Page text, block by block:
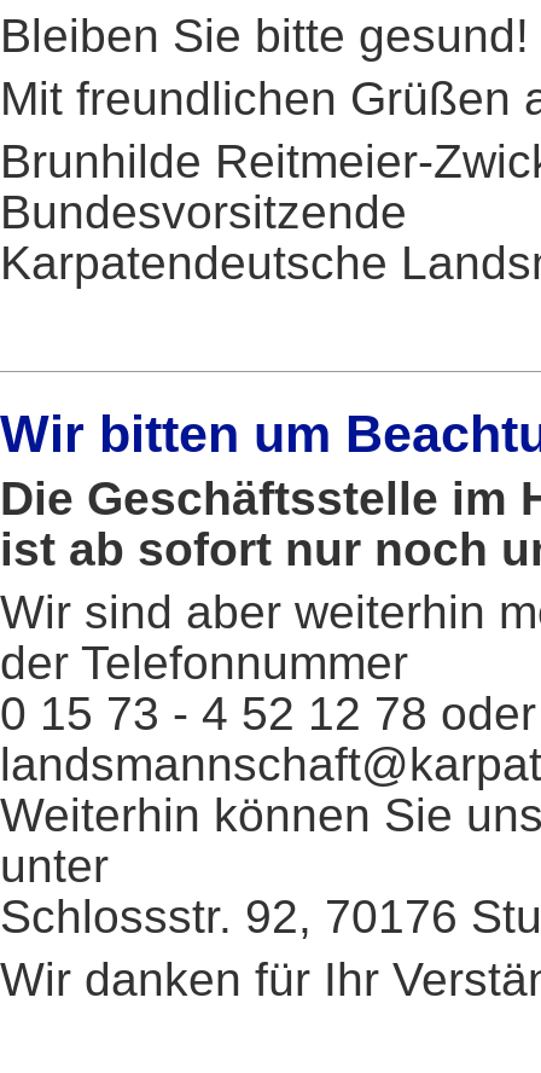
Bleiben Sie bitte gesund!
Mit freundlichen Grüßen
Brunhilde Reitmeier-
Bundesvorsitzende
Karpatendeutsche
Wir bitten um
Die Geschäftsstelle im
ist ab sofort nur noch
Wir sind aber weiterhin
der Telefonnummer
0 15 73 - 4 52 12 78
Weiterhin können Sie
unter
Schlossstr. 92, 70176
Wir danken für Ihr